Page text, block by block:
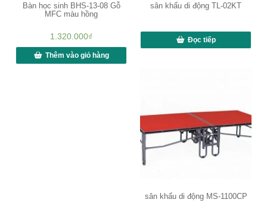
Bàn học sinh BHS-13-08 Gỗ
MFC màu hồng
1.320.000₫
Thêm vào giỏ hàng
sân khấu di động TL-02KT
Đọc tiếp
sân khấu di động MS-1100CP